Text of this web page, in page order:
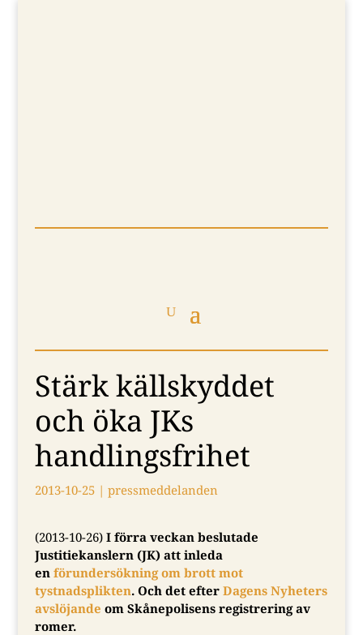
Stärk källskyddet
och öka JKs
handlingsfrihet
2013-10-25| pressmeddelanden
(2013-10-26)I förra veckan beslutade
Justitiekanslern (JK) att inleda
en förundersökning om brott mot
tystnadsplikten. Och det efter Dagens Nyheters
avslöjande om Skånepolisens registrering av
romer.